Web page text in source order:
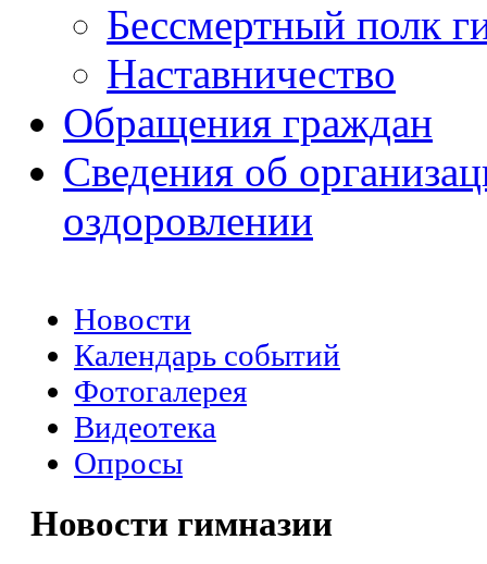
Бессмертный полк
Наставничество
Обращения граждан
Сведения об
оздоровлении
Новости
Календарь событий
Фотогалерея
Видеотека
Опросы
Новости гимназии